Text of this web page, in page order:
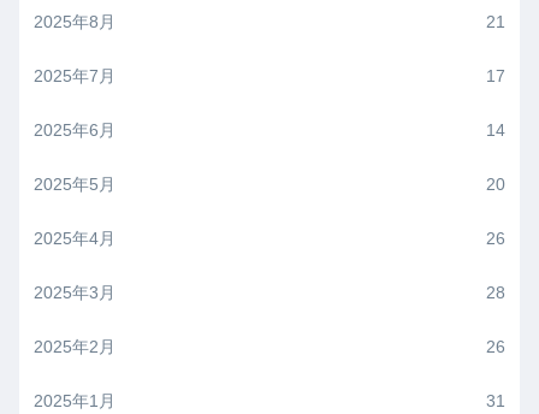
2025年8月 21
2025年7月 17
2025年6月 14
2025年5月 20
2025年4月 26
2025年3月 28
2025年2月 26
2025年1月 31